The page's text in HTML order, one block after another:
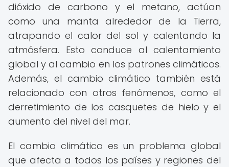
dióxido de carbono y el metano, actúan
como una manta alrededor de la Tierra,
atrapando el calor del sol y calentando la
atmósfera. Esto conduce al calentamiento
global y al cambio en los patrones climáticos.
Además, el cambio climático también está
relacionado con otros fenómenos, como el
derretimiento de los casquetes de hielo y el
aumento del nivel del mar.
El cambio climático es un problema global
que afecta a todos los países y regiones del